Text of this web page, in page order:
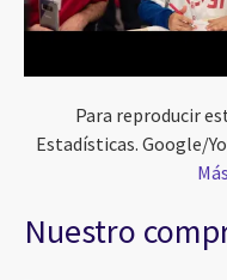
Para reproducir
Estadísticas. Google/
Nuestro